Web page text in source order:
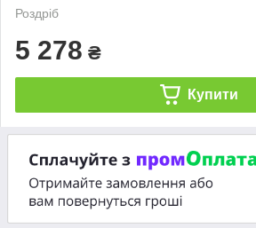
Роздріб
5 278 ₴
Купити